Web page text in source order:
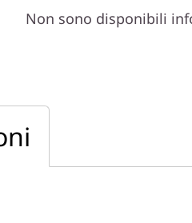
Non sono disponibili